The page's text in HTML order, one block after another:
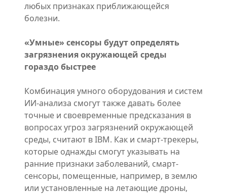
любых признаках приближающейся
болезни.
«Умные» сенсоры будут определять
загрязнения окружающей среды
гораздо быстрее
Комбинация умного оборудования и систем
ИИ-анализа смогут также давать более
точные и своевременные предсказания в
вопросах угроз загрязнений окружающей
среды, считают в IBM. Как и смарт-трекеры,
которые однажды смогут указывать на
ранние признаки заболеваний, смарт-
сенсоры, помещенные, например, в землю
или установленные на летающие дроны,